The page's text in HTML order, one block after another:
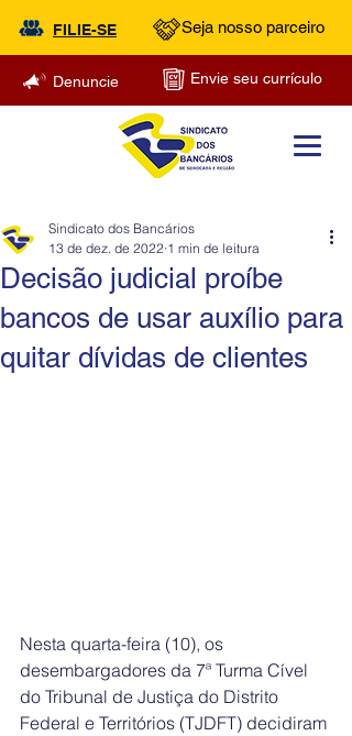
FILIE-SE Seja nosso parceiro
Denuncie Envie seu currículo
Decisão judicial proíbe
bancos de usar auxílio para
quitar dívidas de clientes
Sindicato dos Bancários
13 de dez. de 2022 1 min de leitura
Nesta quarta-feira (10), os
desembargadores da 7ª Turma Cível
do Tribunal de Justiça do Distrito
Federal e Territórios (TJDFT) decidiram